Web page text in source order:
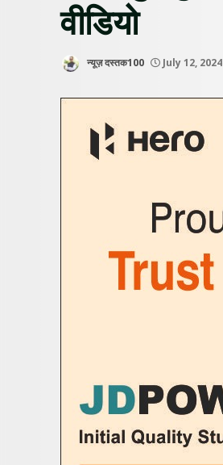
वीडियो
न्यूज़ दस्तक100 July 12, 2024